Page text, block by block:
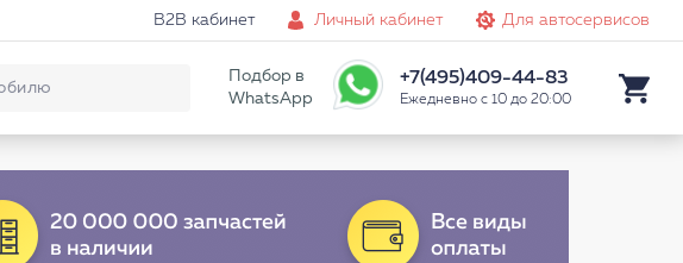
B2B кабинет Личный кабинет Для автосервисов
Подбор в
WhatsApp
+7(495)409-44-83
Ежедневно с 10 до 20:00